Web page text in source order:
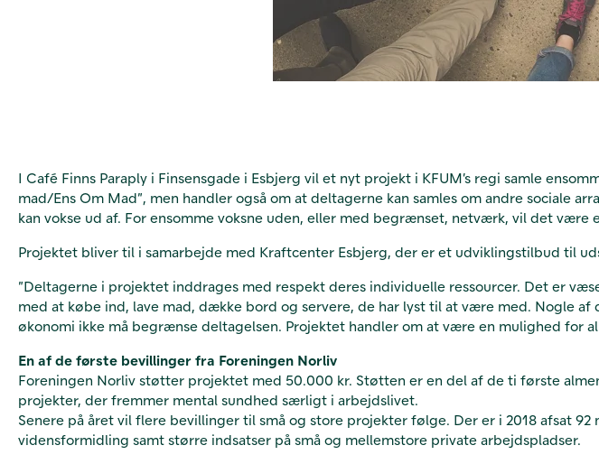
I Café Finns Paraply i Finsensgade i Esbjerg vil et nyt projekt i KFUM’s regi samle
mad/Ens Om Mad”, men handler også om at deltagerne kan samles om andre sociale
kan vokse ud af. For ensomme voksne uden, eller med begrænset, netværk, vil det
Projektet bliver til i samarbejde med Kraftcenter Esbjerg, der er et udviklingstilbud til
”Deltagerne i projektet inddrages med respekt deres individuelle ressourcer. Det er
med at købe ind, lave mad, dække bord og servere, de har lyst til at være med. Nogle
økonomi ikke må begrænse deltagelsen. Projektet handler om at være en mulighed for
En af de første bevillinger fra Foreningen Norliv
Foreningen Norliv støtter projektet med 50.000 kr. Støtten er en del af de ti første
projekter, der fremmer mental sundhed særligt i arbejdslivet.
Senere på året vil flere bevillinger til små og store projekter følge. Der er i 2018 afsat
vidensformidling samt større indsatser på små og mellemstore private arbejdspladser.